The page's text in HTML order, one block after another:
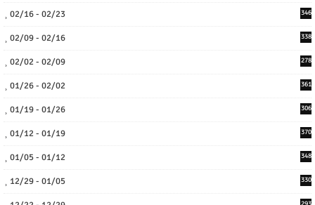
02/16 - 02/23 346
02/09 - 02/16 338
02/02 - 02/09 278
01/26 - 02/02 361
01/19 - 01/26 306
01/12 - 01/19 370
01/05 - 01/12 348
12/29 - 01/05 330
293